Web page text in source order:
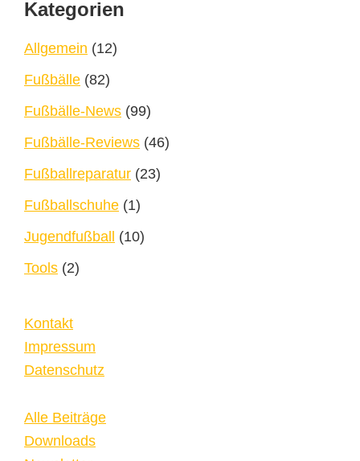
Footer
Kategorien
Allgemein (12)
Fußbälle (82)
Fußbälle-News (99)
Fußbälle-Reviews (46)
Fußballreparatur (23)
Fußballschuhe (1)
Jugendfußball (10)
Tools (2)
Kontakt
Impressum
Datenschutz
Alle Beiträge
Downloads